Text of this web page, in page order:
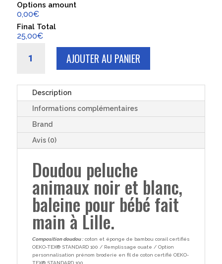
Options amount
0,00€
Final Total
25,00€
bébé
fille
garçon
baleine
coton
animaux
blanc
éponge
bambou
21cm
AJOUTER AU PANIER
Description
Informations complémentaires
Brand
Avis (0)
Doudou peluche
animaux noir et blanc,
baleine pour bébé fait
main à Lille.
Composition doudou :coton et éponge de bambou corail certifiés
OEKO-TEX® STANDARD 100 / Remplissage ouate / Option
personnalisation prénom broderie en fil de coton certifié OEKO-